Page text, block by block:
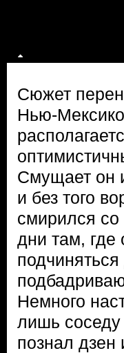
Сюжет
Нью-
Смущает он
и без того
смирился со
дни там,
Немного
лишь
познал